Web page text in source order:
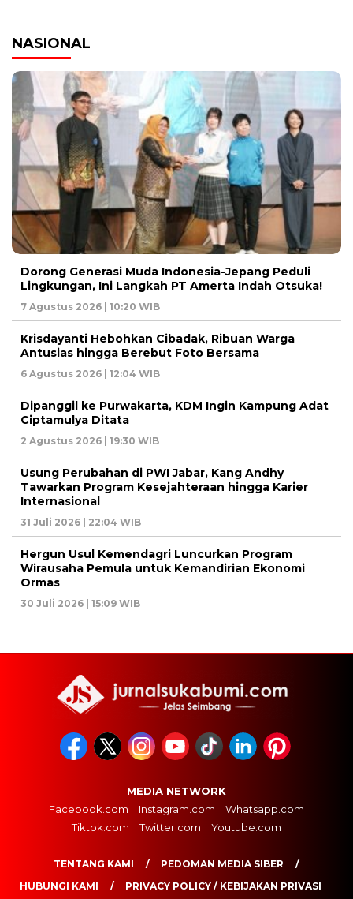
NASIONAL
Dorong Generasi Muda Indonesia-Jepang Peduli
Lingkungan, Ini Langkah PT Amerta Indah Otsuka!
7 Agustus 2026 | 10:20 WIB
Krisdayanti Hebohkan Cibadak, Ribuan Warga
Antusias hingga Berebut Foto Bersama
6 Agustus 2026 | 12:04 WIB
Dipanggil ke Purwakarta, KDM Ingin Kampung Adat
Ciptamulya Ditata
2 Agustus 2026 | 19:30 WIB
Usung Perubahan di PWI Jabar, Kang Andhy
Tawarkan Program Kesejahteraan hingga Karier
Internasional
31 Juli 2026 | 22:04 WIB
Hergun Usul Kemendagri Luncurkan Program
Wirausaha Pemula untuk Kemandirian Ekonomi
Ormas
30 Juli 2026 | 15:09 WIB
MEDIA NETWORK
Facebook.com
Instagram.com
Whatsapp.com
Tiktok.com
Twitter.com Youtube.com
TENTANG KAMI
PEDOMAN MEDIA SIBER
HUBUNGI KAMI
PRIVACY POLICY / KEBIJAKAN PRIVASI